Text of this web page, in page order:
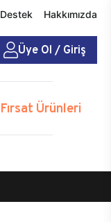
Destek Hakkımızda
Üye Ol / Giriş
Fırsat Ürünleri